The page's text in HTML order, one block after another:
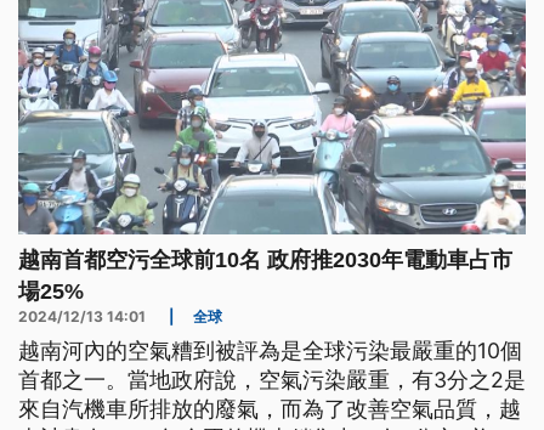
越南首都空污全球前10名 政府推2030年電動車占市
場25%
2024/12/13 14:01 全球
越南河內的空氣糟到被評為是全球污染最嚴重的10個
首都之一。當地政府說，空氣污染嚴重，有3分之2是
來自汽機車所排放的廢氣，而為了改善空氣品質，越